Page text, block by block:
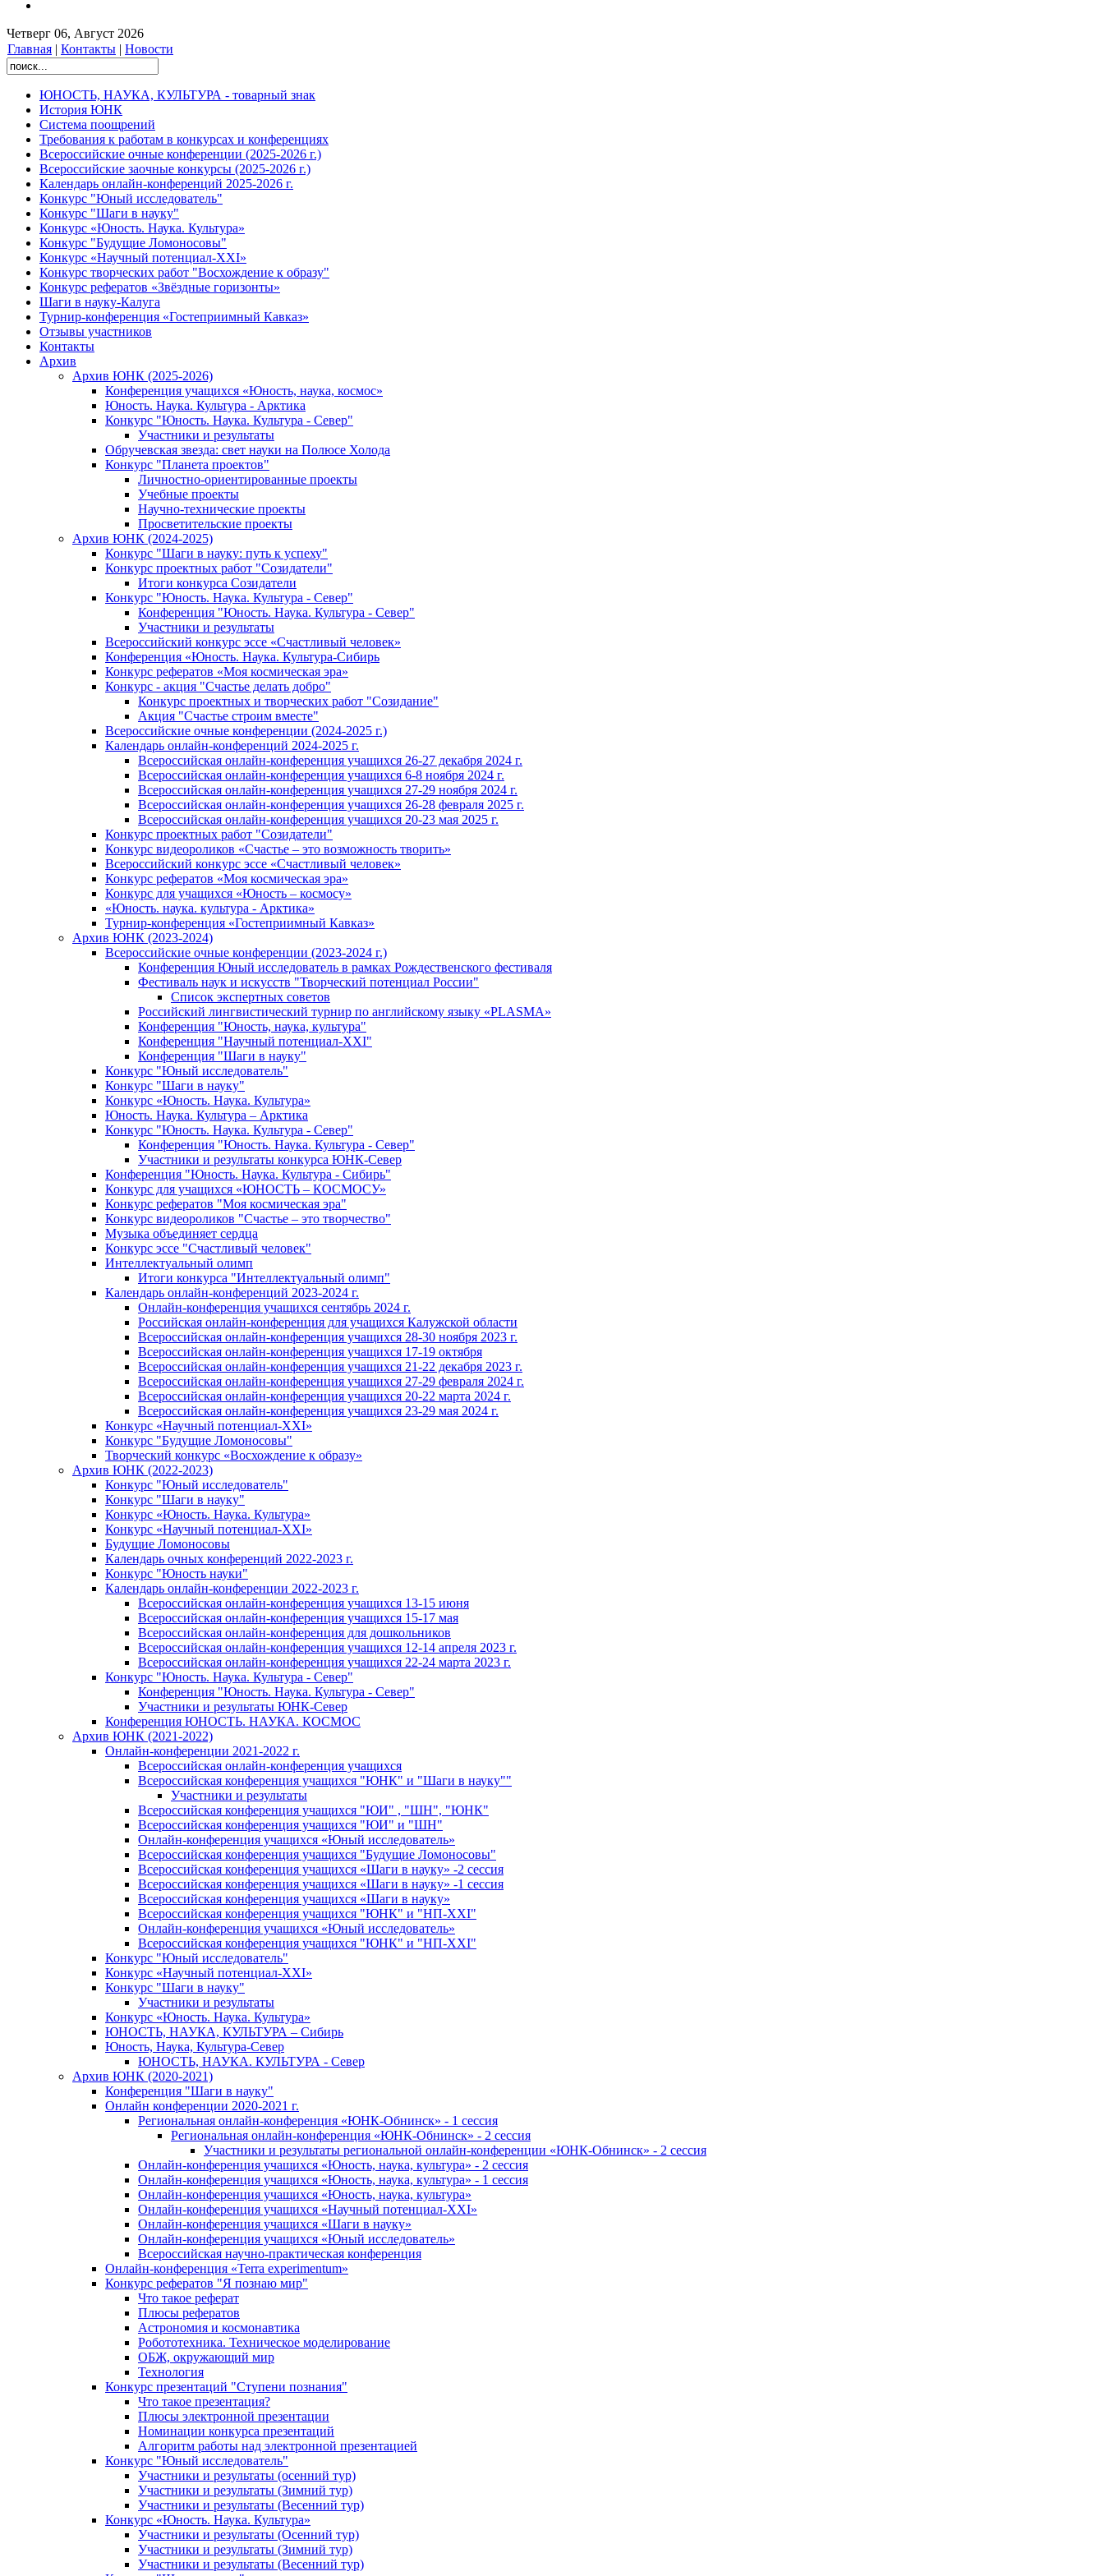
Четверг 06, Август 2026
Главная | Контакты | Новости
ЮНОСТЬ, НАУКА, КУЛЬТУРА - товарный знак
История ЮНК
Система поощрений
Требования к работам в конкурсах и конференциях
Всероссийские очные конференции (2025-2026 г.)
Всероссийские заочные конкурсы (2025-2026 г.)
Календарь онлайн-конференций 2025-2026 г.
Конкурс "Юный исследователь"
Конкурс "Шаги в науку"
Конкурс «Юность. Наука. Культура»
Конкурс "Будущие Ломоносовы"
Конкурс «Научный потенциал-XXI»
Конкурс творческих работ "Восхождение к образу"
Конкурс рефератов «Звёздные горизонты»
Шаги в науку-Калуга
Турнир-конференция «Гостеприимный Кавказ»
Отзывы участников
Контакты
Архив
Архив ЮНК (2025-2026)
Конференция учащихся «Юность, наука, космос»
Юность. Наука. Культура - Арктика
Конкурс "Юность. Наука. Культура - Север"
Участники и результаты
Обручевская звезда: свет науки на Полюсе Холода
Конкурс "Планета проектов"
Личностно-ориентированные проекты
Учебные проекты
Научно-технические проекты
Просветительские проекты
Архив ЮНК (2024-2025)
Конкурс "Шаги в науку: путь к успеху"
Конкурс проектных работ "Созидатели"
Итоги конкурса Созидатели
Конкурс "Юность. Наука. Культура - Север"
Конференция "Юность. Наука. Культура - Север"
Участники и результаты
Всероссийский конкурс эссе «Счастливый человек»
Конференция «Юность. Наука. Культура-Сибирь
Конкурс рефератов «Моя космическая эра»
Конкурс - акция "Счастье делать добро"
Конкурс проектных и творческих работ "Созидание"
Акция "Счастье строим вместе"
Всероссийские очные конференции (2024-2025 г.)
Календарь онлайн-конференций 2024-2025 г.
Всероссийская онлайн-конференция учащихся 26-27 декабря 2024 г.
Всероссийская онлайн-конференция учащихся 6-8 ноября 2024 г.
Всероссийская онлайн-конференция учащихся 27-29 ноября 2024 г.
Всероссийская онлайн-конференция учащихся 26-28 февраля 2025 г.
Всероссийская онлайн-конференция учащихся 20-23 мая 2025 г.
Конкурс проектных работ "Созидатели"
Конкурс видеороликов «Счастье – это возможность творить»
Всероссийский конкурс эссе «Счастливый человек»
Конкурс рефератов «Моя космическая эра»
Конкурс для учащихся «Юность – космосу»
«Юность. наука. культура - Арктика»
Турнир-конференция «Гостеприимный Кавказ»
Архив ЮНК (2023-2024)
Всероссийские очные конференции (2023-2024 г.)
Конференция Юный исследователь в рамках Рождественского фестиваля
Фестиваль наук и искусств "Творческий потенциал России"
Список экспертных советов
Российский лингвистический турнир по английскому языку «PLASMA»
Конференция "Юность, наука, культура"
Конференция "Научный потенциал-XXI"
Конференция "Шаги в науку"
Конкурс "Юный исследователь"
Конкурс "Шаги в науку"
Конкурс «Юность. Наука. Культура»
Юность. Наука. Культура – Арктика
Конкурс "Юность. Наука. Культура - Север"
Конференция "Юность. Наука. Культура - Север"
Участники и результаты конкурса ЮНК-Север
Конференция "Юность. Наука. Культура - Сибирь"
Конкурс для учащихся «ЮНОСТЬ – КОСМОСУ»
Конкурс рефератов "Моя космическая эра"
Конкурс видеороликов "Счастье – это творчество"
Музыка объединяет сердца
Конкурс эссе "Cчастливый человек"
Интеллектуальный олимп
Итоги конкурса "Интеллектуальный олимп"
Календарь онлайн-конференций 2023-2024 г.
Онлайн-конференция учащихся сентябрь 2024 г.
Российская онлайн-конференция для учащихся Калужской области
Всероссийская онлайн-конференция учащихся 28-30 ноября 2023 г.
Всероссийская онлайн-конференция учащихся 17-19 октября
Всероссийская онлайн-конференция учащихся 21-22 декабря 2023 г.
Всероссийская онлайн-конференция учащихся 27-29 февраля 2024 г.
Всероссийская онлайн-конференция учащихся 20-22 марта 2024 г.
Всероссийская онлайн-конференция учащихся 23-29 мая 2024 г.
Конкурс «Научный потенциал-XXI»
Конкурс "Будущие Ломоносовы"
Творческий конкурс «Восхождение к образу»
Архив ЮНК (2022-2023)
Конкурс "Юный исследователь"
Конкурс "Шаги в науку"
Конкурс «Юность. Наука. Культура»
Конкурс «Научный потенциал-XXI»
Будущие Ломоносовы
Календарь очных конференций 2022-2023 г.
Конкурс "Юность науки"
Календарь онлайн-конференции 2022-2023 г.
Всероссийская онлайн-конференция учащихся 13-15 июня
Всероссийская онлайн-конференция учащихся 15-17 мая
Всероссийская онлайн-конференция для дошкольников
Всероссийская онлайн-конференция учащихся 12-14 апреля 2023 г.
Всероссийская онлайн-конференция учащихся 22-24 марта 2023 г.
Конкурс "Юность. Наука. Культура - Север"
Конференция "Юность. Наука. Культура - Север"
Участники и результаты ЮНК-Север
Конференция ЮНОСТЬ. НАУКА. КОСМОС
Архив ЮНК (2021-2022)
Онлайн-конференции 2021-2022 г.
Всероссийская онлайн-конференция учащихся
Всероссийская конференция учащихся "ЮНК" и "Шаги в науку""
Участники и результаты
Всероссийская конференция учащихся "ЮИ" , "ШН", "ЮНК"
Всероссийская конференция учащихся "ЮИ" и "ШН"
Онлайн-конференция учащихся «Юный исследователь»
Всероссийская конференция учащихся "Будущие Ломоносовы"
Всероссийская конференция учащихся «Шаги в науку» -2 сессия
Всероссийская конференция учащихся «Шаги в науку» -1 сессия
Всероссийская конференция учащихся «Шаги в науку»
Всероссийская конференция учащихся "ЮНК" и "НП-XXI"
Онлайн-конференция учащихся «Юный исследователь»
Всероссийская конференция учащихся "ЮНК" и "НП-XXI"
Конкурс "Юный исследователь"
Конкурс «Научный потенциал-XXI»
Конкурс "Шаги в науку"
Участники и результаты
Конкурс «Юность. Наука. Культура»
ЮНОСТЬ, НАУКА, КУЛЬТУРА – Сибирь
Юность, Наука, Культура-Север
ЮНОСТЬ, НАУКА. КУЛЬТУРА - Север
Архив ЮНК (2020-2021)
Конференция "Шаги в науку"
Онлайн конференции 2020-2021 г.
Региональная онлайн-конференция «ЮНК-Обнинск» - 1 сессия
Региональная онлайн-конференция «ЮНК-Обнинск» - 2 сессия
Участники и результаты региональной онлайн-конференции «ЮНК-Обнинск» - 2 сессия
Онлайн-конференция учащихся «Юность, наука, культура» - 2 сессия
Онлайн-конференция учащихся «Юность, наука, культура» - 1 сессия
Онлайн-конференция учащихся «Юность, наука, культура»
Онлайн-конференция учащихся «Научный потенциал-XXI»
Онлайн-конференция учащихся «Шаги в науку»
Онлайн-конференция учащихся «Юный исследователь»
Всероссийская научно-практическая конференция
Онлайн-конференция «Terra experimentum»
Конкурс рефератов "Я познаю мир"
Что такое реферат
Плюсы рефератов
Астрономия и космонавтика
Робототехника. Техническое моделирование
ОБЖ, окружающий мир
Технология
Конкурс презентаций "Ступени познания"
Что такое презентация?
Плюсы электронной презентации
Номинации конкурса презентаций
Алгоритм работы над электронной презентацией
Конкурс "Юный исследователь"
Участники и результаты (осенний тур)
Участники и результаты (Зимний тур)
Участники и результаты (Весенний тур)
Конкурс «Юность. Наука. Культура»
Участники и результаты (Осенний тур)
Участники и результаты (Зимний тур)
Участники и результаты (Весенний тур)